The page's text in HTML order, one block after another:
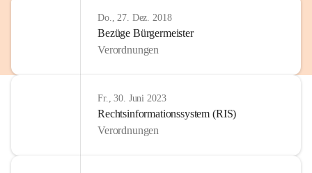
Do., 27. Dez. 2018
Bezüge Bürgermeister
Verordnungen
Fr., 30. Juni 2023
Rechtsinformationssystem (RIS)
Verordnungen